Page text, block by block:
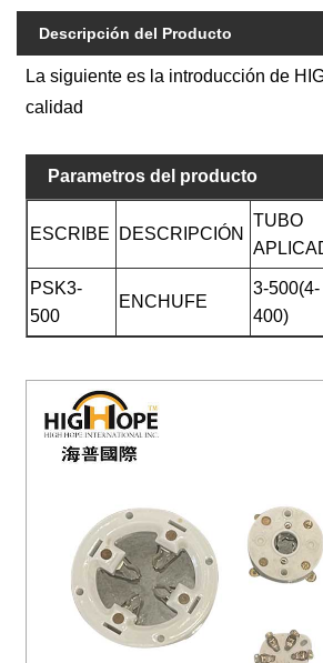
Descripción del Producto
La siguiente es la introducción de
calidad
Parametros del producto
ESCRIBE DESCRIPCIÓN
TUBO
PSK3-
500
ENCHUFE
3-500(4-
400)